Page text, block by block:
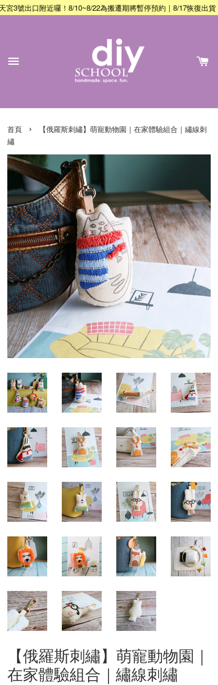
近囉！8/10~8/22為搬遷期將暫停預約｜8/17恢復出貨｜8/23恢復
首頁 ›
【俄羅斯刺繡】萌寵動物園｜在家體驗組合｜繡線刺
繡
【俄羅斯刺繡】萌寵動物園｜
在家體驗組合｜繡線刺繡